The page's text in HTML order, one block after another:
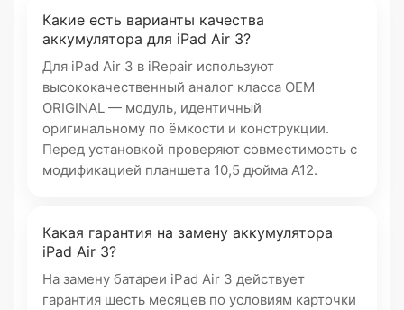
Какие есть варианты качества
аккумулятора для iPad Air 3?
Для iPad Air 3 в iRepair используют
высококачественный аналог класса OEM
ORIGINAL — модуль, идентичный
оригинальному по ёмкости и конструкции.
Перед установкой проверяют совместимость с
модификацией планшета 10,5 дюйма A12.
Какая гарантия на замену аккумулятора
iPad Air 3?
На замену батареи iPad Air 3 действует
гарантия шесть месяцев по условиям карточки